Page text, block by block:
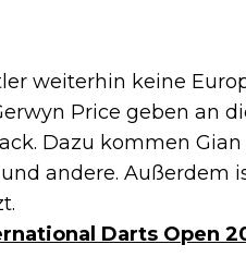
weiterhin keine
Price geben an
Dazu kommen
andere.
Darts Open